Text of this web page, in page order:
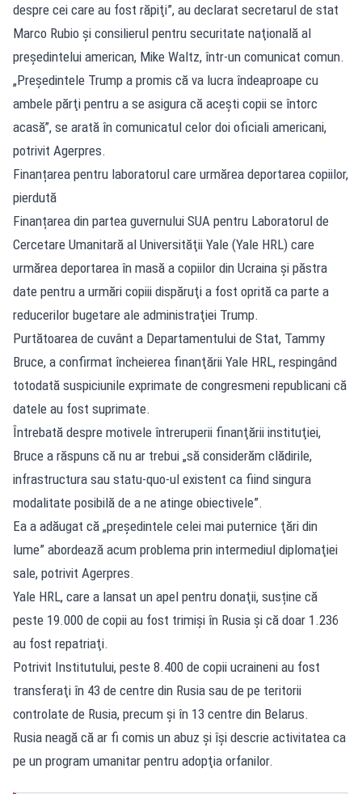
despre cei care au fost răpiţi”, au declarat secretarul de stat
Marco Rubio şi consilierul pentru securitate naţională al
preşedintelui american, Mike Waltz, într-un comunicat comun.
„Preşedintele Trump a promis că va lucra îndeaproape cu
ambele părţi pentru a se asigura că aceşti copii se întorc
acasă”, se arată în comunicatul celor doi oficiali americani,
potrivit Agerpres.
Finanțarea pentru laboratorul care urmărea deportarea copiilor,
pierdută
Finanțarea din partea guvernului SUA pentru Laboratorul de
Cercetare Umanitară al Universităţii Yale (Yale HRL) care
urmărea deportarea în masă a copiilor din Ucraina şi păstra
date pentru a urmări copiii dispăruţi a fost oprită ca parte a
reducerilor bugetare ale administraţiei Trump.
Purtătoarea de cuvânt a Departamentului de Stat, Tammy
Bruce, a confirmat încheierea finanţării Yale HRL, respingând
totodată suspiciunile exprimate de congresmeni republicani că
datele au fost suprimate.
Întrebată despre motivele întreruperii finanţării instituţiei,
Bruce a răspuns că nu ar trebui „să considerăm clădirile,
infrastructura sau statu-quo-ul existent ca fiind singura
modalitate posibilă de a ne atinge obiectivele”.
Ea a adăugat că „preşedintele celei mai puternice ţări din
lume” abordează acum problema prin intermediul diplomaţiei
sale, potrivit Agerpres.
Yale HRL, care a lansat un apel pentru donaţii, susține că
peste 19.000 de copii au fost trimişi în Rusia şi că doar 1.236
au fost repatriaţi.
Potrivit Institutului, peste 8.400 de copii ucraineni au fost
transferaţi în 43 de centre din Rusia sau de pe teritorii
controlate de Rusia, precum şi în 13 centre din Belarus.
Rusia neagă că ar fi comis un abuz şi îşi descrie activitatea ca
pe un program umanitar pentru adopţia orfanilor.